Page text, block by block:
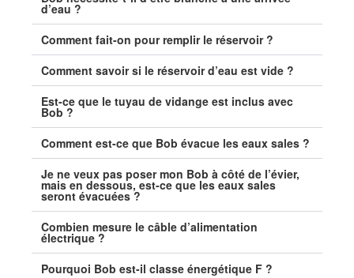
d’eau ?
Comment fait-on pour remplir le réservoir ?
Comment savoir si le réservoir d’eau est vide ?
Est-ce que le tuyau de vidange est inclus avec
Bob ?
Comment est-ce que Bob évacue les eaux sales ?
Je ne veux pas poser mon Bob à côté de l’évier,
mais en dessous, est-ce que les eaux sales
seront évacuées ?
Combien mesure le câble d’alimentation
électrique ?
Pourquoi Bob est-il classe énergétique F ?